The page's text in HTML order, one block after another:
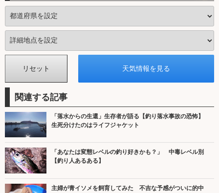
関連する記事
「落水からの生還」生存者が語る【釣り落水事故の恐怖】
生死分けたのはライフジャケット
「あなたは変態レベルの釣り好きかも？」 中毒レベル別
【釣り人あるある】
主婦が青イソメを飼育してみた 不吉な予感がついに的中